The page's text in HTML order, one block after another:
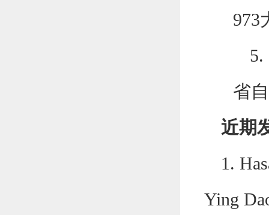
973
5.
省
近期
1.
Ying